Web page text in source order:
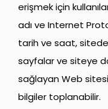
erişmek için
adı ve Internet
tarih ve saat,
sayfalar ve siteye
sağlayan Web
bilgiler toplanabilir.